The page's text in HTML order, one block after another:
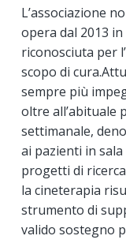
L’associazione
opera dal 2013
riconosciuta per
scopo di
sempre più
oltre all’abituale
settimanale,
ai pazienti in
progetti di
la cineterapia
strumento di
valido sostegno